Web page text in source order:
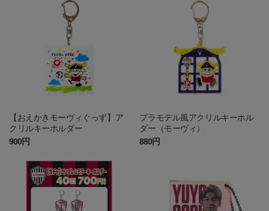
【おえかきモーヴィぐっず】ア
クリルキーホルダー
900円
プラモデル風アクリルキーホル
ダー（モーヴィ）
880円